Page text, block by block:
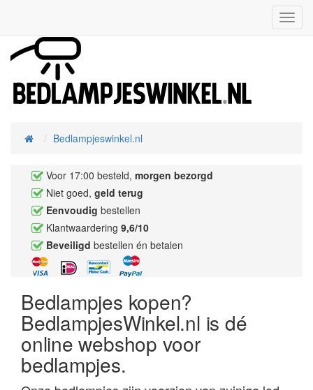
HomeBedlampjeswinkel.nl
Voor 17:00 besteld, morgen bezorgd
Niet goed, geld terug
Eenvoudig bestellen
Klantwaardering 9,6/10
Beveiligd bestellen én betalen
Bedlampjes kopen?
BedlampjesWinkel.nl is dé
online webshop voor
bedlampjes.